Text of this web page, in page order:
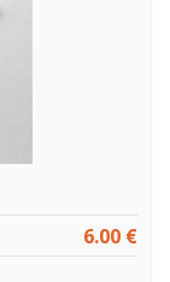
6.00 €